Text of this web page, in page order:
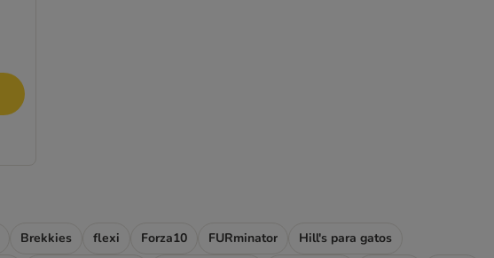
Brekkies flexi Forza10 FURminator
Hill's para gatos